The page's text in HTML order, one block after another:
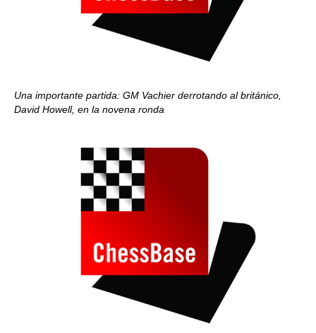
Una importante partida: GM Vachier derrotando al británico,
David Howell, en la novena ronda